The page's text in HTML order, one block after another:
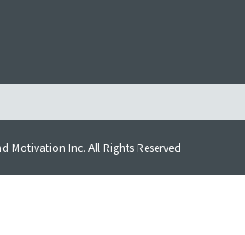
Motivation Inc. All Rights Reserved